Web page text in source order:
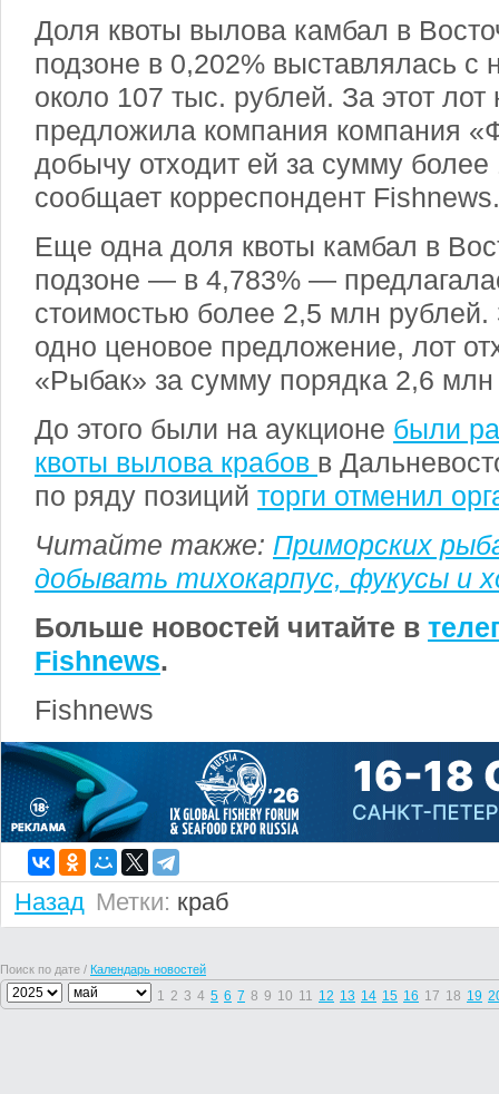
Доля квоты вылова камбал в
подзоне в 0,202% выставлялась с
около 107 тыс. рублей. За этот
предложила компания компания
добычу отходит ей за сумму
сообщает корреспондент Fishnews.
Еще одна доля квоты камбал в
подзоне — в 4,783% —
стоимостью более 2,5 млн рублей.
одно ценовое предложение, лот
«Рыбак» за сумму порядка 2,6
До этого были на аукционе были
квоты вылова крабов в
по ряду позиций торги отменил
Читайте также: Приморских
добывать тихокарпус, фукусы и
Больше новостей читайте в
Fishnews.
Fishnews
Назад Метки: краб
Поиск по дате / Календарь новостей
1 2 3 4 5 6 7 8 9 10 11 12 13 14 15 16 17 18 19